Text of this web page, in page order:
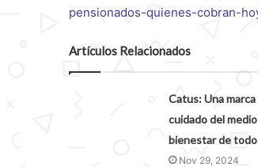
pensionados-quienes-cobran-
Artículos Relacionados
Catus: Una
cuidado del
bienestar de
Nov 29, 2024